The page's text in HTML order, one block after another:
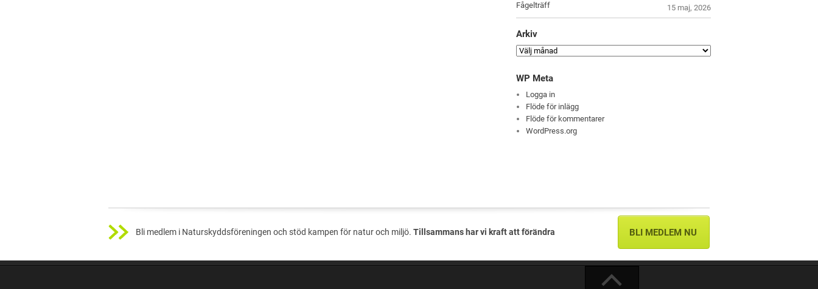
Fågelträff 15 maj, 2026
Arkiv
WP Meta
Logga in
Flöde för inlägg
Flöde för kommentarer
WordPress.org
Bli medlem i Naturskyddsföreningen och stöd kampen för natur och miljö. Tillsammans har vi kraft att förändra BLI MEDLEM NU